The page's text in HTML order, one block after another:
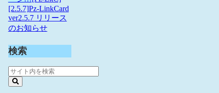
[2.5.7]Pz-LinkCard
ver2.5.7 リリース
のお知らせ
検索